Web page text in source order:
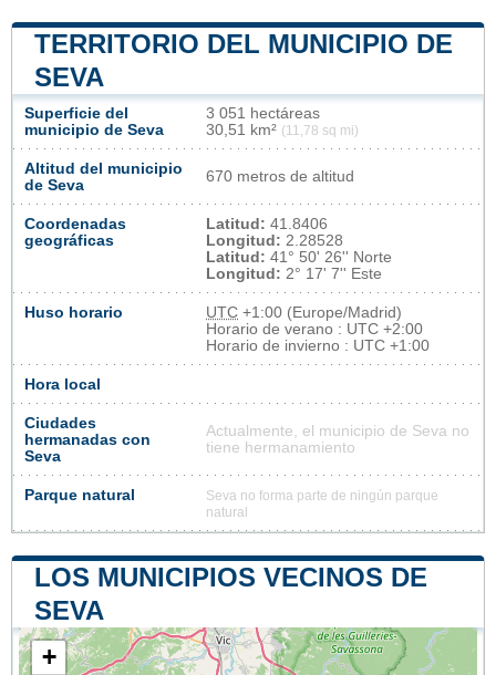
TERRITORIO DEL MUNICIPIO DE
SEVA
Superficie del
municipio de Seva
3 051 hectáreas
30,51 km² (11,78 sq mi)
Altitud del municipio
de Seva
670 metros de altitud
Coordenadas
geográficas
Latitud: 41.8406
Longitud: 2.28528
Latitud: 41° 50' 26'' Norte
Longitud: 2° 17' 7'' Este
Huso horario UTC +1:00 (Europe/Madrid)
Horario de verano : UTC +2:00
Horario de invierno : UTC +1:00
Hora local
Ciudades
hermanadas con
Seva
Actualmente, el municipio de Seva no
tiene hermanamiento
Parque natural
Seva no forma parte de ningún parque
natural
LOS MUNICIPIOS VECINOS DE
SEVA
+